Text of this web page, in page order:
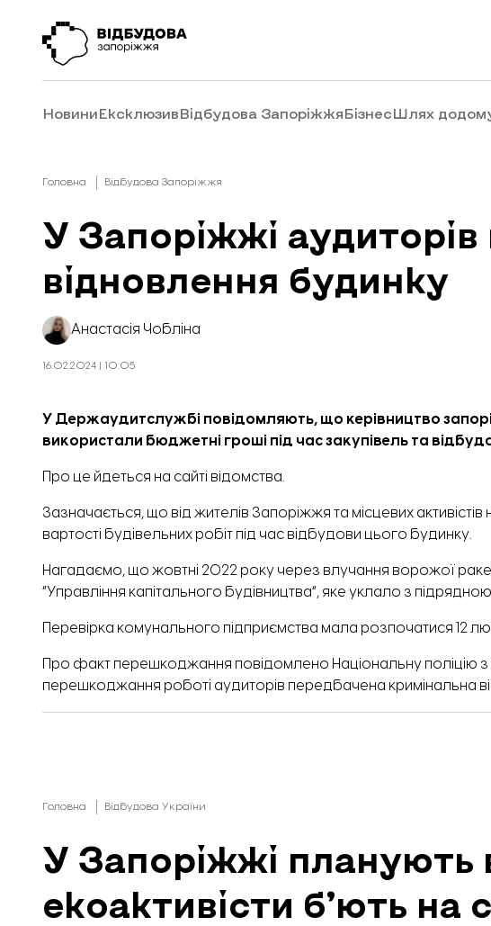
НовиниЕксклюзивВідбудова ЗапоріжжяБізнесШлях
Головна Відбудова Запоріжжя
У Запоріжжі
відновлення будинку
Анастасія Чобліна
16.02.2024 | 10:05
У Держаудитслужбі повідомляють, що керівництво
використали бюджетні гроші під час закупівель та
Про це йдеться на сайті відомства.
Зазначається, що від жителів Запоріжжя та місцевих
вартості будівельних робіт під час відбудови цього будинку.
Нагадаємо, що жовтні 2022 року через влучання ворожої
“Управління капітального будівництва”, яке уклало з
Перевірка комунального підприємства мала розпочатися
Про факт перешкоджання повідомлено Національну
перешкоджання роботі аудиторів передбачена кримінальна
Головна Відбудова України
У Запоріжжі планують
екоактивісти б’ють